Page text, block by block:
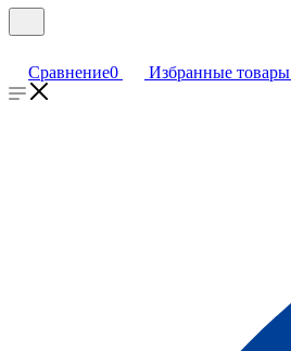
Сравнение0 Избранные товары